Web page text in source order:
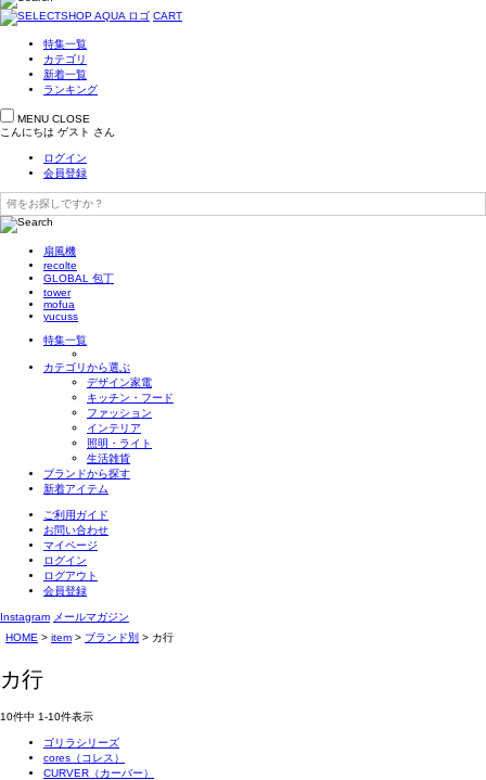
CART
特集一覧
カテゴリ
新着一覧
ランキング
MENU CLOSE
こんにちは ゲスト さん
ログイン
会員登録
扇風機
recolte
GLOBAL 包丁
tower
mofua
yucuss
特集一覧
カテゴリから選ぶ
デザイン家電
キッチン・フード
ファッション
インテリア
照明・ライト
生活雑貨
ブランドから探す
新着アイテム
ご利用ガイド
お問い合わせ
マイページ
ログイン
ログアウト
会員登録
Instagram メールマガジン
HOME
item ブランド別 カ行
カ行
10件中 1-10件表示
ゴリラシリーズ
cores（コレス）
CURVER（カーバー）